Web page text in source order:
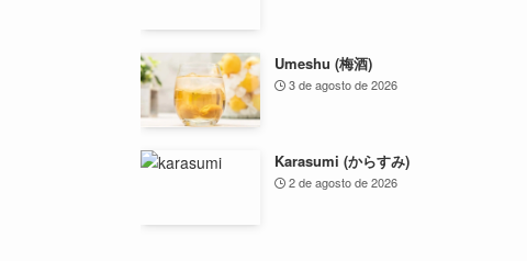
Umeshu (梅酒)
3 de agosto de 2026
Karasumi (からすみ)
2 de agosto de 2026